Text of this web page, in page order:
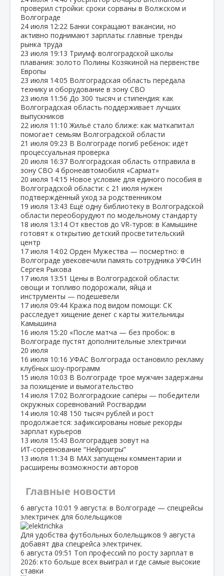
проверил стройки: сроки сорваны в Волжском и
Волгограде
24 июля 12:22 Банки сокращают вакансии, но
активно поднимают зарплаты: главные тренды
рынка труда
23 июля 19:13 Триумф волгоградской школы
плавания: золото Полины Козякиной на первенстве
Европы
23 июля 14:05 Волгоградская область передала
технику и оборудование в зону СВО
23 июля 11:56 До 300 тысяч и стипендия: как
Волгоградская область поддерживает лучших
выпускников
22 июля 11:10 Жильё стало ближе: как маткапитал
помогает семьям Волгоградской области
21 июля 09:23 В Волгограде погиб ребёнок: идёт
процессуальная проверка
20 июля 16:37 Волгоградская область отправила в
зону СВО 4 бронеавтомобиля «Сармат»
20 июля 14:15 Новое условие для единого пособия в
Волгоградской области: с 21 июля нужен
подтверждённый уход за родственником
19 июля 13:43 Ещё одну библиотеку в Волгоградской
области переоборудуют по модельному стандарту
18 июля 13:14 От квестов до VR‑туров: в Камышине
готовят к открытию детский просветительский
центр
17 июля 14:02 Орден Мужества — посмертно: в
Волгограде увековечили память сотрудника УФСИН
Сергея Рыкова
17 июля 13:51 Цены в Волгоградской области:
овощи и топливо подорожали, яйца и
инструменты — подешевели
17 июля 09:44 Кража под видом помощи: СК
расследует хищение денег с карты жительницы
Камышина
16 июля 15:20 «После матча — без пробок: в
Волгограде пустят дополнительные электрички
20 июля
16 июля 10:16 УФАС Волгограда остановило рекламу
клубных шоу‑программ
15 июля 10:03 В Волгограде трое мужчин задержаны
за похищение и вымогательство
14 июля 17:02 Волгоградские сапёры — победители
окружных соревнований Росгвардии
14 июля 10:48 150 тысяч рублей и рост
продолжается: зафиксированы новые рекорды
зарплат курьеров
13 июля 15:43 Волгоградцев зовут на
ИТ‑соревнование “Нейроигры”
13 июля 11:34 В МАХ запущены комментарии и
расширены возможности авторов
Главные новости
6 августа 10:01 9 августа: в Волгограде — спецрейсы
электричек для болельщиков
Для удобства футбольных болельщиков 9 августа
добавят два спецрейса электричек.
6 августа 09:51 Топ профессий по росту зарплат в
2026: кто больше всех выиграл и где самые высокие
ставки